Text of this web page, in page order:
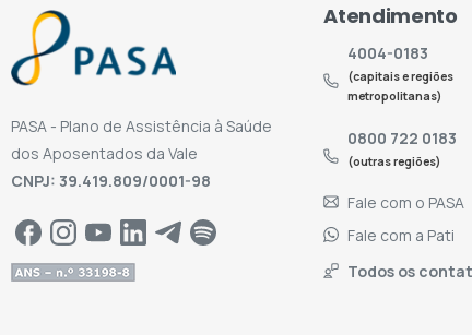
PASA - Plano de Assistência à Saúde
dos Aposentados da Vale
CNPJ: 39.419.809/0001-98
Atendimento
4004-0183
(capitais e regiões
metropolitanas)
0800 722 0183
(outras regiões)
Fale com o PASA
Fale com a Pati
Todos os